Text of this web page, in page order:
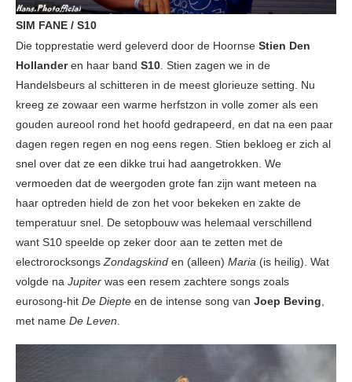
SIM FANE / S10
Die topprestatie werd geleverd door de Hoornse Stien Den
Hollanderen haar band S10 . Stien zagen we in de
Handelsbeurs al schitteren in de meest glorieuze setting. Nu
kreeg ze zowaar een warme herfstzon in volle zomer als een
gouden aureool rond het hoofd gedrapeerd, en dat na een paar
dagen regen regen en nog eens regen. Stien bekloeg er zich al
snel over dat ze een dikke trui had aangetrokken. We
vermoeden dat de weergoden grote fan zijn want meteen na
haar optreden hield de zon het voor bekeken en zakte de
temperatuur snel. De setopbouw was helemaal verschillend
want S10 speelde op zeker door aan te zetten met de
electrorocksongs Zondagskind en (alleen) Maria (is heilig). Wat
volgde na Jupiter was een resem zachtere songs zoals
eurosong-hit De Diepte en de intense song van Joep Beving
met name De Leven